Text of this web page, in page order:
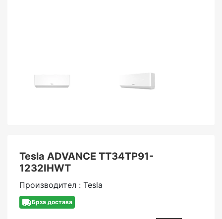
Tesla ADVANCE TT34TP91-
1232IHWT
Производител : Tesla
Брза достава